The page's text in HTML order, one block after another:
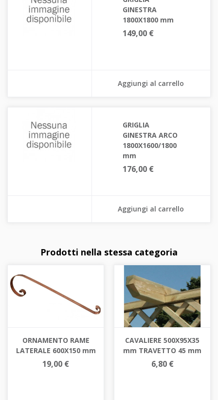
GINESTRA
1800X1800 mm
149,00 €
Aggiungi al carrello
GRIGLIA
GINESTRA ARCO
1800X1600/1800
mm
176,00 €
Aggiungi al carrello
Prodotti nella stessa categoria
ORNAMENTO RAME
LATERALE 600X150 mm
19,00 €
CAVALIERE 500X95X35
mm TRAVETTO 45 mm
6,80 €